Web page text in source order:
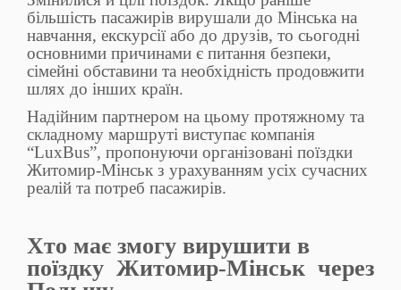
більшість пасажирів вирушали до Мінська на
навчання, екскурсії або до друзів, то сьогодні
основними причинами є питання безпеки,
сімейні обставини та необхідність продовжити
шлях до інших країн.
Надійним партнером на цьому протяжному та
складному маршруті виступає компанія
“LuxBus”, пропонуючи організовані поїздки
Житомир-Мінськ з урахуванням усіх сучасних
реалій та потреб пасажирів.
Хто має змогу вирушити в
поїздку Житомир-Мінськ через